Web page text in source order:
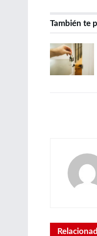
También te